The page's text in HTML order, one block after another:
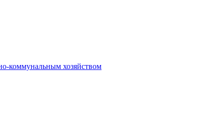
коммунальным хозяйством